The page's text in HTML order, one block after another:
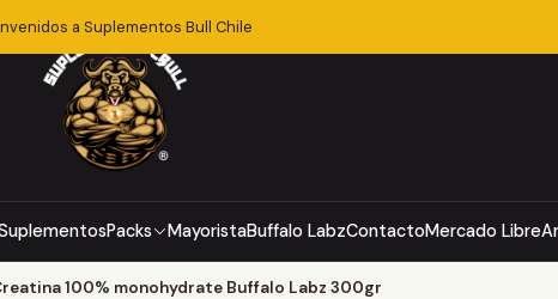
Packs MayoristaBuffalo LabzContactoMercado Libre
a Suplementos Bull Chile
100% monohydrate Buffalo Labz 300gr